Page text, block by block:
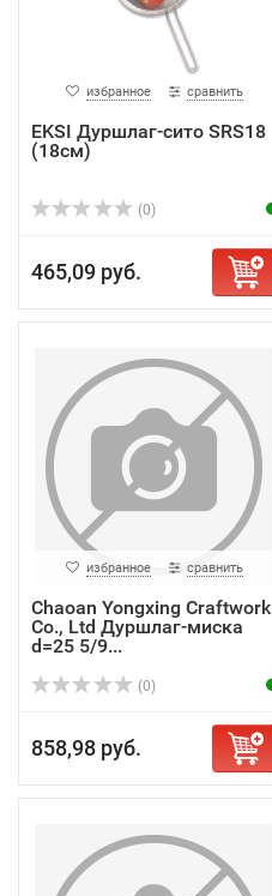
избранное сравнить
EKSI Дуршлаг-сито SRS18
(18см)
(0)
465,09 руб.
избранное сравнить
Chaoan Yongxing Craftwork
Co., Ltd Дуршлаг-миска
d=25 5/9...
(0)
858,98 руб.